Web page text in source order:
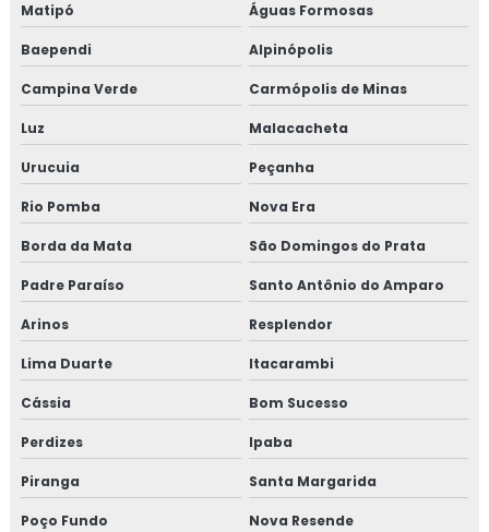
Matipó Águas Formosas
Baependi Alpinópolis
Campina Verde Carmópolis de Minas
Luz Malacacheta
Urucuia Peçanha
Rio Pomba Nova Era
Borda da Mata São Domingos do Prata
Padre Paraíso Santo Antônio do Amparo
Arinos Resplendor
Lima Duarte Itacarambi
Cássia Bom Sucesso
Perdizes Ipaba
Piranga Santa Margarida
Poço Fundo Nova Resende